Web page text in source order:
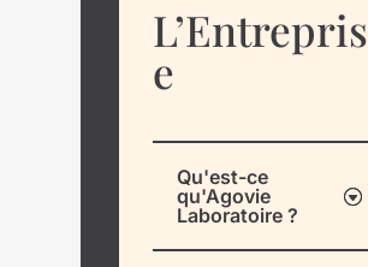
L’Entrepris
e
Qu'est-ce
qu'Agovie
Laboratoire ?